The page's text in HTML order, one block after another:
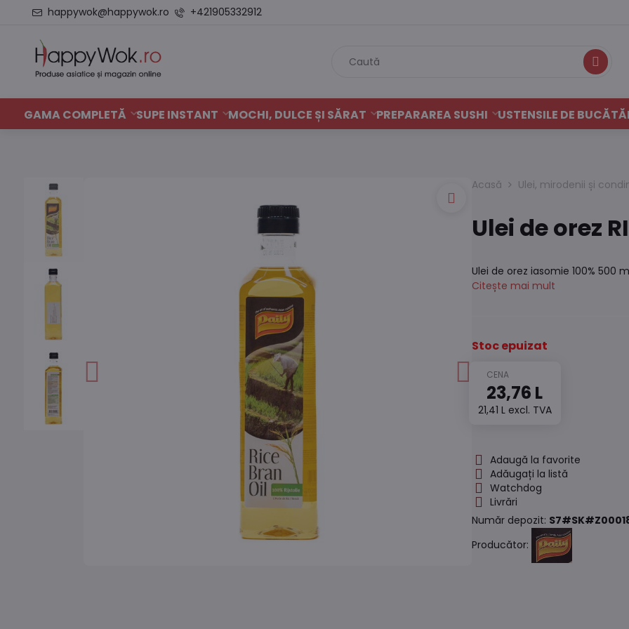
happywok@happywok.ro +421905332912
Caută
GAMA COMPLETĂ SUPE INSTANT MOCHI, DULCE ȘI SĂRAT PREPARAREA SUSHI USTENSILE DE
Acasă Ulei, mirodenii și
Ulei de orez
Ulei de orez iasomie 100% 500
Citește mai mult
Stoc epuizat
23,76 L
21,41 L excl. TVA
Adaugă la favorite
Adăugați la listă
Watchdog
Livrări
Număr depozit:
Producător: